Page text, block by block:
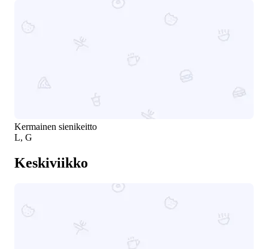
Kermainen sienikeitto
L, G
Keskiviikko